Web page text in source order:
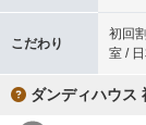
こだわり
初回
室 /
ダンディハウス